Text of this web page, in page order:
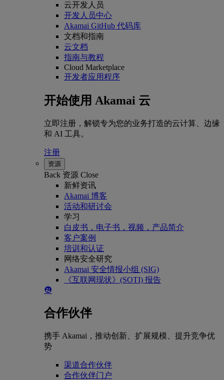
云开发人员
开发人员中心
Akamai GitHub 代码库
文档和指南
云文档
指南与教程
Cloud Marketplace
开发者应用程序
开始使用 Akamai 云
立即注册，解锁专为您的业务打造的云计算、边缘
和 AI 工具。
注册
资源
Back 资源 Close
新鲜资讯
Akamai 博客
活动和研讨会
学习
白皮书，电子书，视频，产品简介
客户案例
培训和认证
网络安全研究
Akamai 安全情报小组 (SIG)
《互联网现状》(SOTI) 报告
合作伙伴
携手 Akamai，推动创新、扩展规模、提升竞争优
势
渠道合作伙伴
合作伙伴门户